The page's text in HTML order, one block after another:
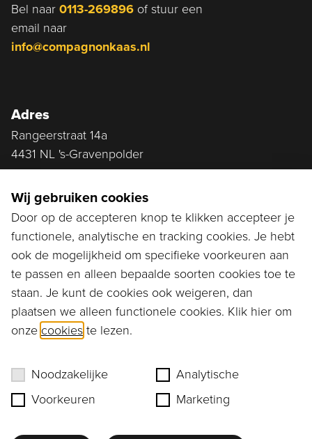
Bel naar 0113-269896 of stuur een
email naar
info@compagnonkaas.nl
Adres
Rangeerstraat 14a
4431 NL 's-Gravenpolder
Ga naar...
Bestellen
Diensten
Assortiment
Ons verhaal
Wij gebruiken cookies
Door op de accepteren knop te klikken accepteer je
functionele, analytische en tracking cookies. Je hebt
ook de mogelijkheid om specifieke voorkeuren aan
te passen en alleen bepaalde soorten cookies toe te
staan. Je kunt de cookies ook weigeren, dan
plaatsen we alleen functionele cookies. Klik hier om
onze cookies te lezen.
Noodzakelijke
Analytische
Voorkeuren
Marketing